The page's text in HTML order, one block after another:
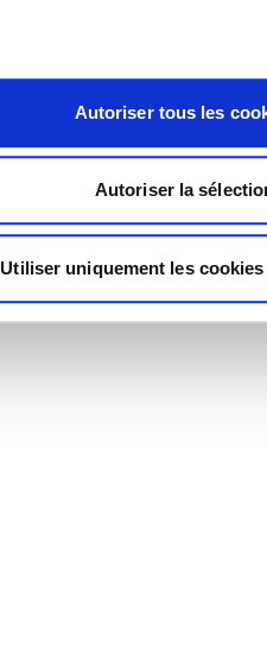
Autoriser tous les
Autoriser la
Utiliser uniquement les